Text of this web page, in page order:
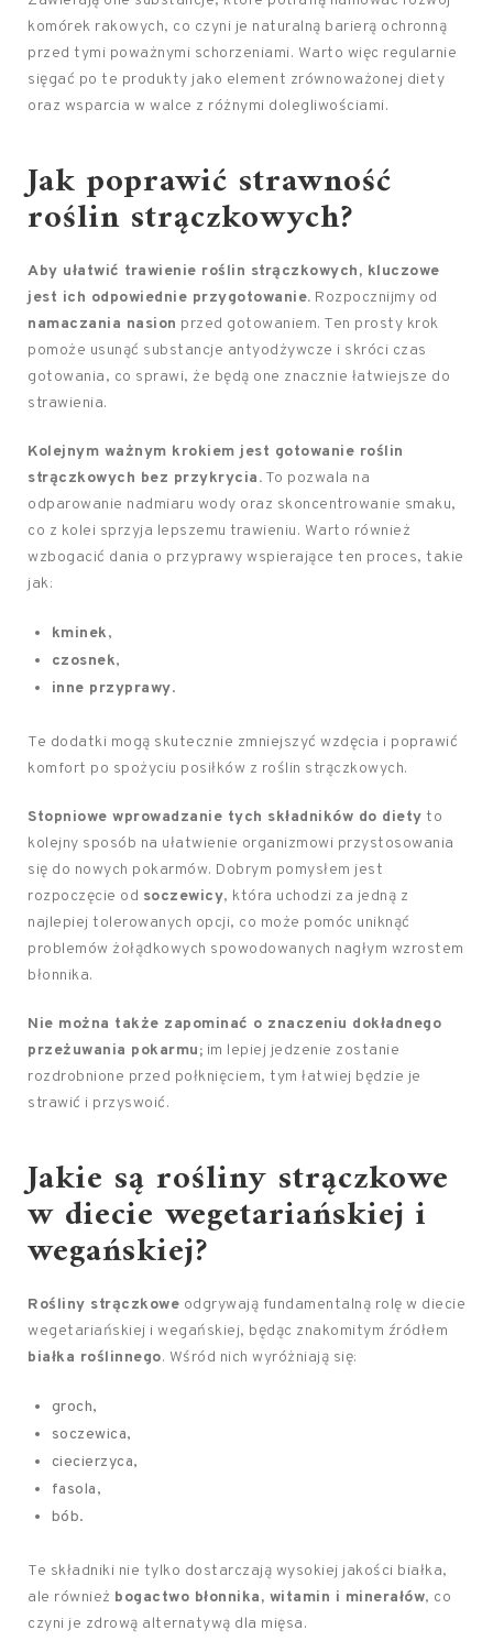
komórek rakowych, co czyni je naturalną barierą ochronną
przed tymi poważnymi schorzeniami. Warto więc regularnie
sięgać po te produkty jako element zrównoważonej diety
oraz wsparcia w walce z różnymi dolegliwościami.
Jak poprawić strawność
roślin strączkowych?
Aby ułatwić trawienie roślin strączkowych, kluczowe
jest ich odpowiednie przygotowanie. Rozpocznijmy od
namaczania nasion przed gotowaniem. Ten prosty krok
pomoże usunąć substancje antyodżywcze i skróci czas
gotowania, co sprawi, że będą one znacznie łatwiejsze do
strawienia.
Kolejnym ważnym krokiem jest gotowanie roślin
strączkowych bez przykrycia. To pozwala na
odparowanie nadmiaru wody oraz skoncentrowanie smaku,
co z kolei sprzyja lepszemu trawieniu. Warto również
wzbogacić dania o przyprawy wspierające ten proces, takie
jak:
kminek,
czosnek,
inne przyprawy.
Te dodatki mogą skutecznie zmniejszyć wzdęcia i poprawić
komfort po spożyciu posiłków z roślin strączkowych.
Stopniowe wprowadzanie tych składników do diety to
kolejny sposób na ułatwienie organizmowi przystosowania
się do nowych pokarmów. Dobrym pomysłem jest
rozpoczęcie od soczewicy, która uchodzi za jedną z
najlepiej tolerowanych opcji, co może pomóc uniknąć
problemów żołądkowych spowodowanych nagłym wzrostem
błonnika.
Nie można także zapominać o znaczeniu dokładnego
przeżuwania pokarmu; im lepiej jedzenie zostanie
rozdrobnione przed połknięciem, tym łatwiej będzie je
strawić i przyswoić.
Jakie są rośliny strączkowe
w diecie wegetariańskiej i
wegańskiej?
Rośliny strączkowe odgrywają fundamentalną rolę w diecie
wegetariańskiej i wegańskiej, będąc znakomitym źródłem
białka roślinnego. Wśród nich wyróżniają się:
groch,
soczewica,
ciecierzyca,
fasola,
bób.
Te składniki nie tylko dostarczają wysokiej jakości białka,
ale również bogactwo błonnika, witamin i minerałów, co
czyni je zdrową alternatywą dla mięsa.